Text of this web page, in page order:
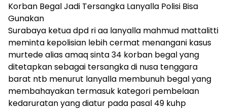
Korban Begal Jadi Tersangka Lanyalla Polisi Bisa
Gunakan
Surabaya ketua dpd ri aa lanyalla mahmud mattalitti
meminta kepolisian lebih cermat menangani kasus
murtede alias amaq sinta 34 korban begal yang
ditetapkan sebagai tersangka di nusa tenggara
barat ntb menurut lanyalla membunuh begal yang
membahayakan termasuk kategori pembelaan
kedaruratan yang diatur pada pasal 49 kuhp